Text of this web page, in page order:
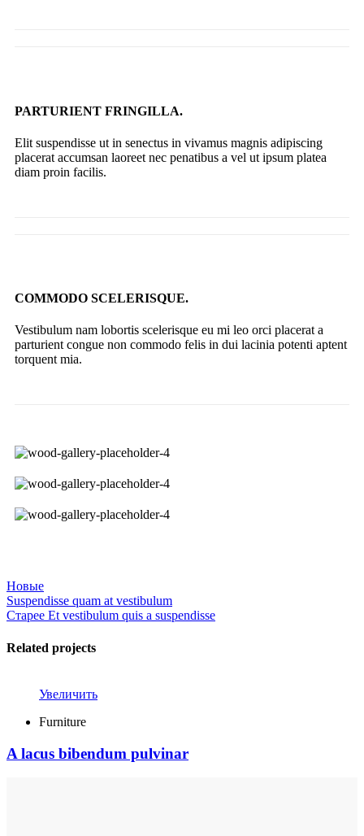
PARTURIENT FRINGILLA.
Elit suspendisse ut in senectus in vivamus magnis adipiscing
placerat accumsan laoreet nec penatibus a vel ut ipsum platea
diam proin facilis.
COMMODO SCELERISQUE.
Vestibulum nam lobortis scelerisque eu mi leo orci placerat a
parturient congue non commodo felis in dui lacinia potenti aptent
torquent mia.
Новые
Suspendisse quam at vestibulum
Старее Et vestibulum quis a suspendisse
Related projects
Увеличить
Furniture
A lacus bibendum pulvinar